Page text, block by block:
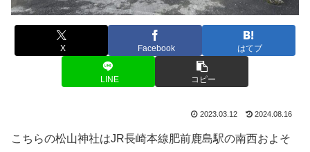
X Facebook はてブ
LINE コピー
2023.03.12 2024.08.16
こちらの松山神社はJR長崎本線肥前鹿島駅の南西およそ